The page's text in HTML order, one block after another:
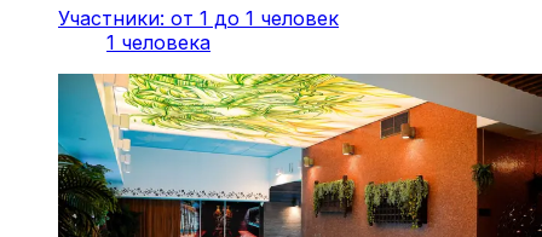
Участники: от 1 до 1 человек
1 человека